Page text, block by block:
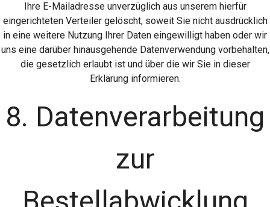
Ihre E-Mailadresse unverzüglich aus unserem hierfür
eingerichteten Verteiler gelöscht, soweit Sie nicht ausdrücklich
in eine weitere Nutzung Ihrer Daten eingewilligt haben oder wir
uns eine darüber hinausgehende Datenverwendung vorbehalten,
die gesetzlich erlaubt ist und über die wir Sie in dieser
Erklärung informieren.
8. Datenverarbeitung
zur